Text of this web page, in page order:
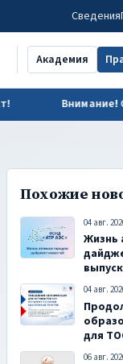
Сведения
Академия
Внимание! С 15
Похожие
04 авг.
Жизнь
04 авг.
для
06 авг.